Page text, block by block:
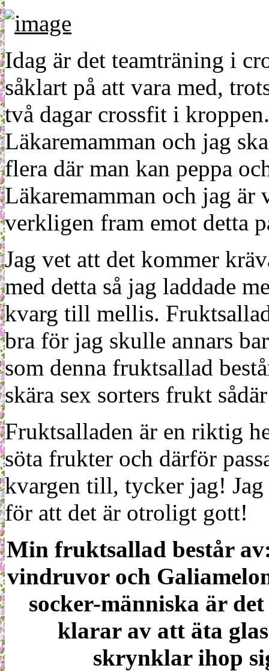
Idag är det teamträning i
såklart på att vara med,
två dagar crossfit i
Läkaremamman och jag
flera där man kan peppa
Läkaremamman och jag är
verkligen fram emot detta
Jag vet att det kommer
med detta så jag laddade
kvarg till mellis.
bra för jag skulle annars
som denna fruktsallad
skära sex sorters frukt
Fruktsalladen är en riktig
söta frukter och därför
kvargen till, tycker jag!
för att det är otroligt gott!
Min fruktsallad består
vindruvor och
socker-människa är
klarar av att äta
skrynklar ihop